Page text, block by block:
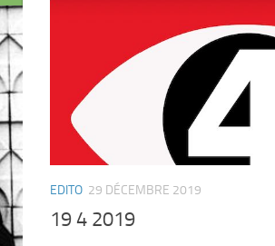
EDITO 29 DÉCEMBRE 2019
19 4 2019